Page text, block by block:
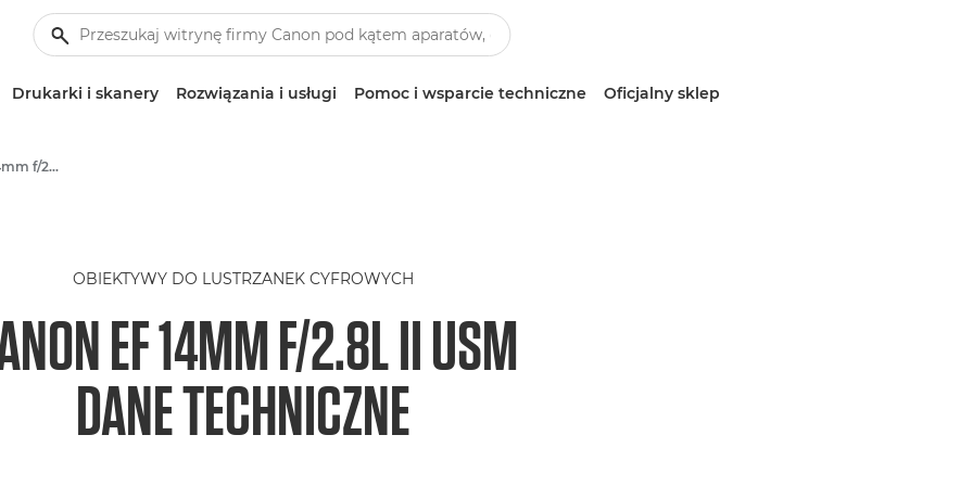
Drukarki i skanery Rozwiązania i usługi Pomoc i wsparcie techniczne Oficjalny sklep
Obiektyw Canon EF 14mm f/2.8L II USM
OBIEKTYWY DO LUSTRZANEK CYFROWYCH
EF 14MM F/2.8L II USM
DANE TECHNICZNE